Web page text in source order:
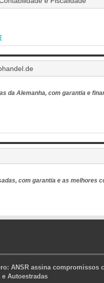
da Alemanha, com garantia e
com garantia e as melhores
ANSR assina compromissos
Autoestradas